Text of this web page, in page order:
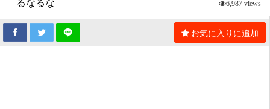
6,987 views
お気に入りに追加